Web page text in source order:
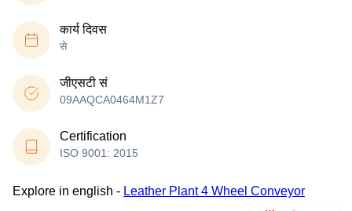
कार्य दिवस
से
जीएसटी सं
09AAQCA0464M1Z7
Certification
ISO 9001: 2015
Explore in english - Leather Plant 4 Wheel Conveyor